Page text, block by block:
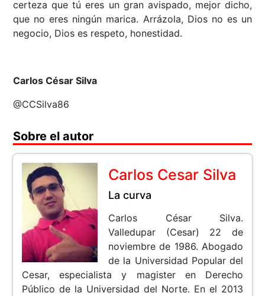
certeza que tú eres un gran avispado, mejor dicho,
que no eres ningún marica. Arrázola, Dios no es un
negocio, Dios es respeto, honestidad.
Carlos César Silva
@CCSilva86
Sobre el autor
Carlos Cesar Silva
La curva
Carlos César Silva.
Valledupar (Cesar) 22 de
noviembre de 1986. Abogado
de la Universidad Popular del
Cesar, especialista y magister en Derecho
Público de la Universidad del Norte. En el 2013